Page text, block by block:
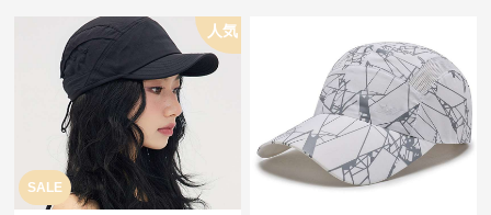
SALE
人気